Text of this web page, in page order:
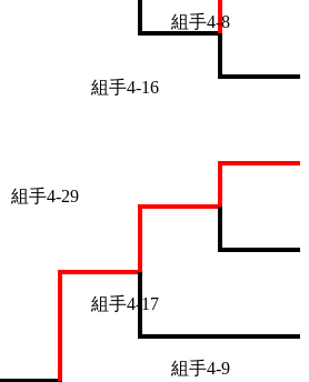
組手4-29
組手4-16
組手4-17
組手4-8
組手4-9